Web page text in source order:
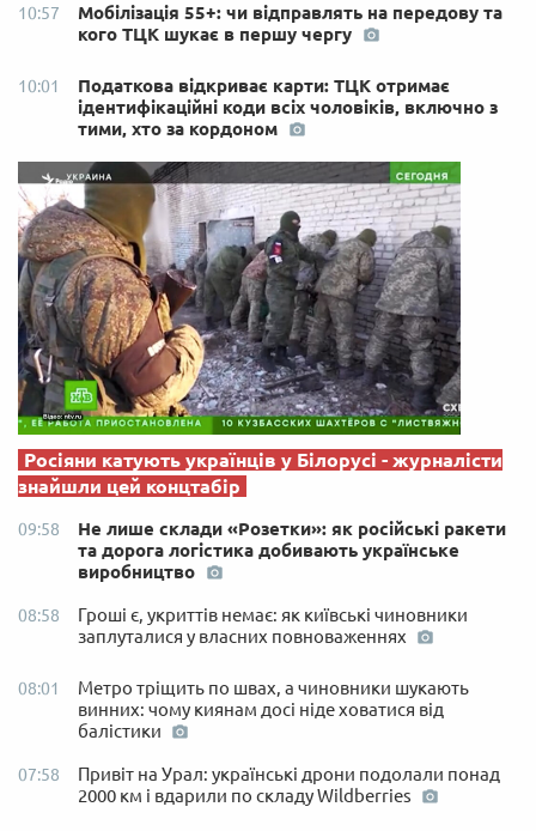
10:57
Мобілізація 55+: чи відправлять на передову та
кого ТЦК шукає в першу чергу
10:01
Податкова відкриває карти: ТЦК отримає
ідентифікаційні коди всіх чоловіків, включно з
тими, хто за кордоном
Росіяни катують українців у Білорусі - журналісти
знайшли цей концтабір
09:58
Не лише склади «Розетки»: як російські ракети
та дорога логістика добивають українське
виробництво
08:58
Гроші є, укриттів немає: як київські чиновники
заплуталися у власних повноваженнях
08:01
Метро тріщить по швах, а чиновники шукають
винних: чому киянам досі ніде ховатися від
балістики
07:58
Привіт на Урал: українські дрони подолали понад
2000 км і вдарили по складу Wildberries